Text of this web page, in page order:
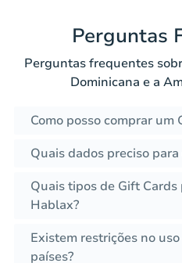
Perguntas
Perguntas frequentes
Dominicana e a
Como posso comprar um
Quais dados preciso
Quais tipos de Gift
Hablax?
Existem restrições no
países?